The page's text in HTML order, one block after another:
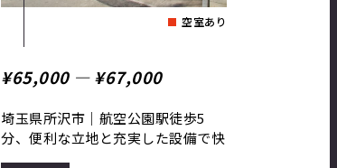
空室あり
¥65,000 ― ¥67,000
埼玉県所沢市｜航空公園駅徒歩5
分、便利な立地と充実した設備で快